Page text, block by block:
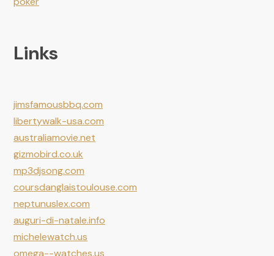
Links
jimsfamousbbq.com
libertywalk-usa.com
australiamovie.net
gizmobird.co.uk
mp3djsong.com
coursdanglaistoulouse.com
neptunuslex.com
auguri-di-natale.info
michelewatch.us
omega--watches.us